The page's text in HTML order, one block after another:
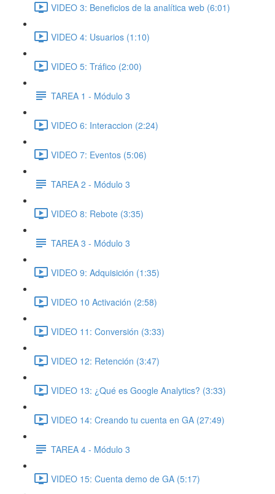
VIDEO 3: Beneficios de la analítica web (6:01)
VIDEO 4: Usuarios (1:10)
VIDEO 5: Tráfico (2:00)
TAREA 1 - Módulo 3
VIDEO 6: Interaccion (2:24)
VIDEO 7: Eventos (5:06)
TAREA 2 - Módulo 3
VIDEO 8: Rebote (3:35)
TAREA 3 - Módulo 3
VIDEO 9: Adquisición (1:35)
VIDEO 10 Activación (2:58)
VIDEO 11: Conversión (3:33)
VIDEO 12: Retención (3:47)
VIDEO 13: ¿Qué es Google Analytics? (3:33)
VIDEO 14: Creando tu cuenta en GA (27:49)
TAREA 4 - Módulo 3
VIDEO 15: Cuenta demo de GA (5:17)